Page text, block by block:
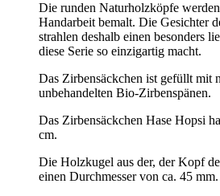
Die runden Naturholzköpfe
Handarbeit bemalt. Die Gesichter
strahlen deshalb einen besonders
diese Serie so einzigartig macht.
Das Zirbensäckchen ist gefüllt mit
unbehandelten Bio-Zirbenspänen.
Das Zirbensäckchen Hase Hopsi
cm.
Die Holzkugel aus der, der Kopf
einen Durchmesser von ca. 45 mm.